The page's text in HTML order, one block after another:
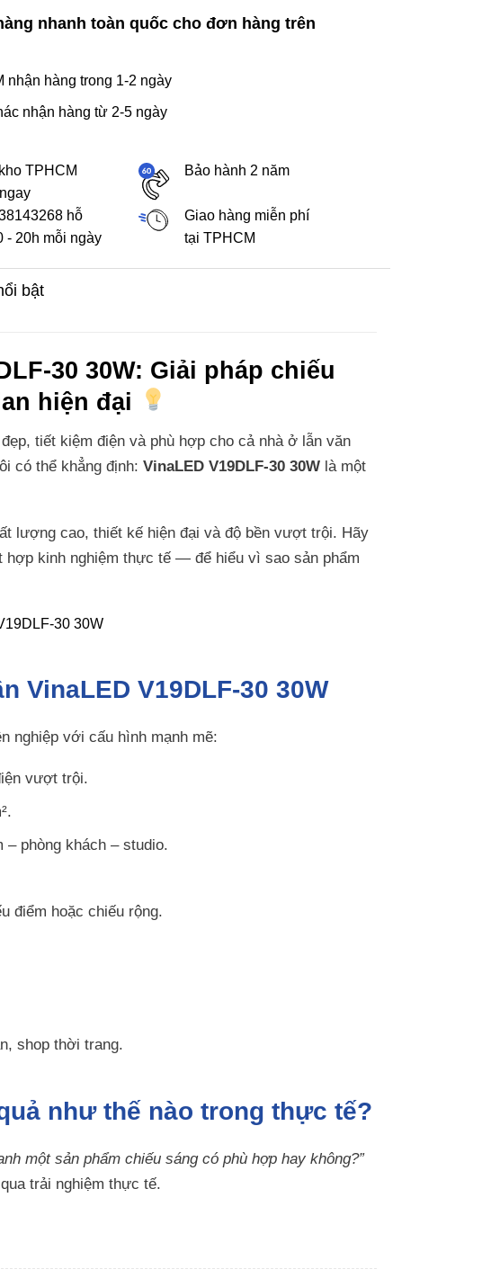
nhanh toàn quốc cho đơn hàng trên
nhận hàng trong 1-2 ngày
nhận hàng từ 2-5 ngày
TPHCM
Bảo hành 2 năm
hỗ
- 20h mỗi ngày
Giao hàng miễn phí
tại TPHCM
bật
30 30W: Giải pháp chiếu
hiện đại
tiết kiệm điện và phù hợp cho cả nhà ở lẫn văn
có thể khẳng định: VinaLED V19DLF-30 30Wlà một
lượng cao, thiết kế hiện đại và độ bền vượt trội. Hãy
kinh nghiệm thực tế — để hiểu vì sao sản phẩm
VinaLED V19DLF-30 30W
nghiệp với cấu hình mạnh mẽ:
vượt trội.
phòng khách – studio.
điểm hoặc chiếu rộng.
shop thời trang.
như thế nào trong thực tế?
một sản phẩm chiếu sáng có phù hợp hay không?”
trải nghiệm thực tế.